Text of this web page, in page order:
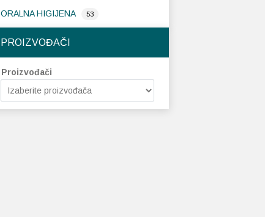
ORALNA HIGIJENA 53
PROIZVOĐAČI
Proizvođači